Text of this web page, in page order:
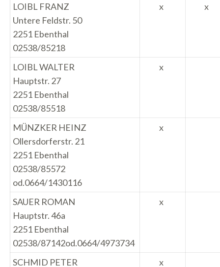
LOIBL FRANZ
Untere Feldstr. 50
2251 Ebenthal
02538/85218
x x
LOIBL WALTER
Hauptstr. 27
2251 Ebenthal
02538/85518
x
MÜNZKER HEINZ
Ollersdorferstr. 21
2251 Ebenthal
02538/85572
od.0664/1430116
x
SAUER ROMAN
Hauptstr. 46a
2251 Ebenthal
02538/87142od.0664/4973734
x
SCHMID PETER x